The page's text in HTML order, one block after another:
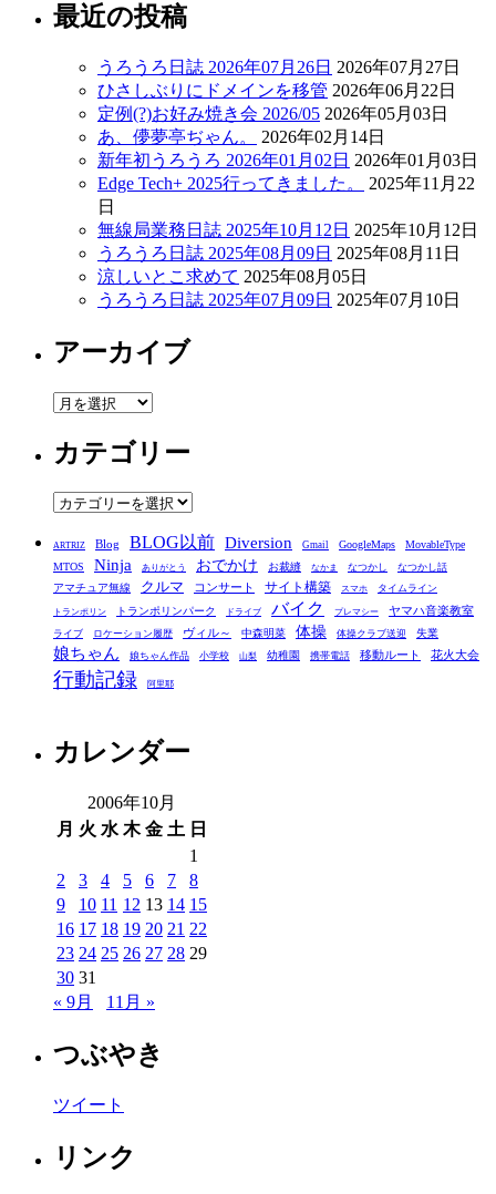
最近の投稿
うろうろ日誌 2026年07月26日 2026年07月27日
ひさしぶりにドメインを移管 2026年06月22日
定例(?)お好み焼き会 2026/05 2026年05月03日
あ、儚夢亭ぢゃん。
2026年02月14日
新年初うろうろ 2026年01月02日 2026年01月03日
Edge Tech+ 2025行ってきました。
2025年11月22
日
無線局業務日誌 2025年10月12日 2025年10月12日
うろうろ日誌 2025年08月09日 2025年08月11日
涼しいとこ求めて 2025年08月05日
うろうろ日誌 2025年07月09日 2025年07月10日
アーカイブ
ア
カ
イ
ブ
カテゴリー
カ
ゴ
リ
ー
ARTRIZ Blog BLOG以前 Diversion Gmail GoogleMaps
MovableType
MTOS
Ninja ありがとう おでかけ お裁縫 なかま なつかし なつかし話
アマチュア無線 クルマ コンサート サイト構築 スマホ タイムライン
トランポリン トランポリンパーク ドライブ バイク プレマシー ヤマハ音楽教室
ライブ ロケーション履歴 ヴィル～ 中森明菜 体操 体操クラブ送迎 失業
娘ちゃん 娘ちゃん作品 小学校 山梨 幼稚園 携帯電話 移動ルート 花火大会
行動記録 阿里耶
カレンダー
2006年10月
月 火 水 木 金 土 日
1
2
3 4 5 6 7
8
9
10 11 12 13 14 15
16 17 18 19 20 21 22
23 24 25 26 27 28 29
30 31
« 9月
11月 »
つぶやき
ツイート
リンク